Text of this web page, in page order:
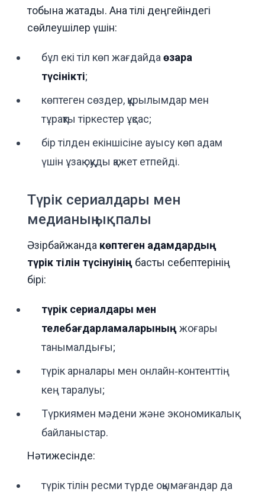
тобына жатады. Ана тілі деңгейіндегі
сөйлеушілер үшін:
бұл екі тіл көп жағдайда өзара
түсінікті;
көптеген сөздер, құрылымдар мен
тұрақты тіркестер ұқсас;
бір тілден екіншісіне ауысу көп адам
үшін ұзақ оқуды қажет етпейді.
Түрік сериалдары мен
медианың ықпалы
Әзірбайжанда көптеген адамдардың
түрік тілін түсінуінің басты себептерінің
бірі:
түрік сериалдары мен
телебағдарламаларыныңжоғары
танымалдығы;
түрік арналары мен онлайн‑контенттің
кең таралуы;
Түркиямен мәдени және экономикалық
байланыстар.
Нәтижесінде:
түрік тілін ресми түрде оқымағандар да